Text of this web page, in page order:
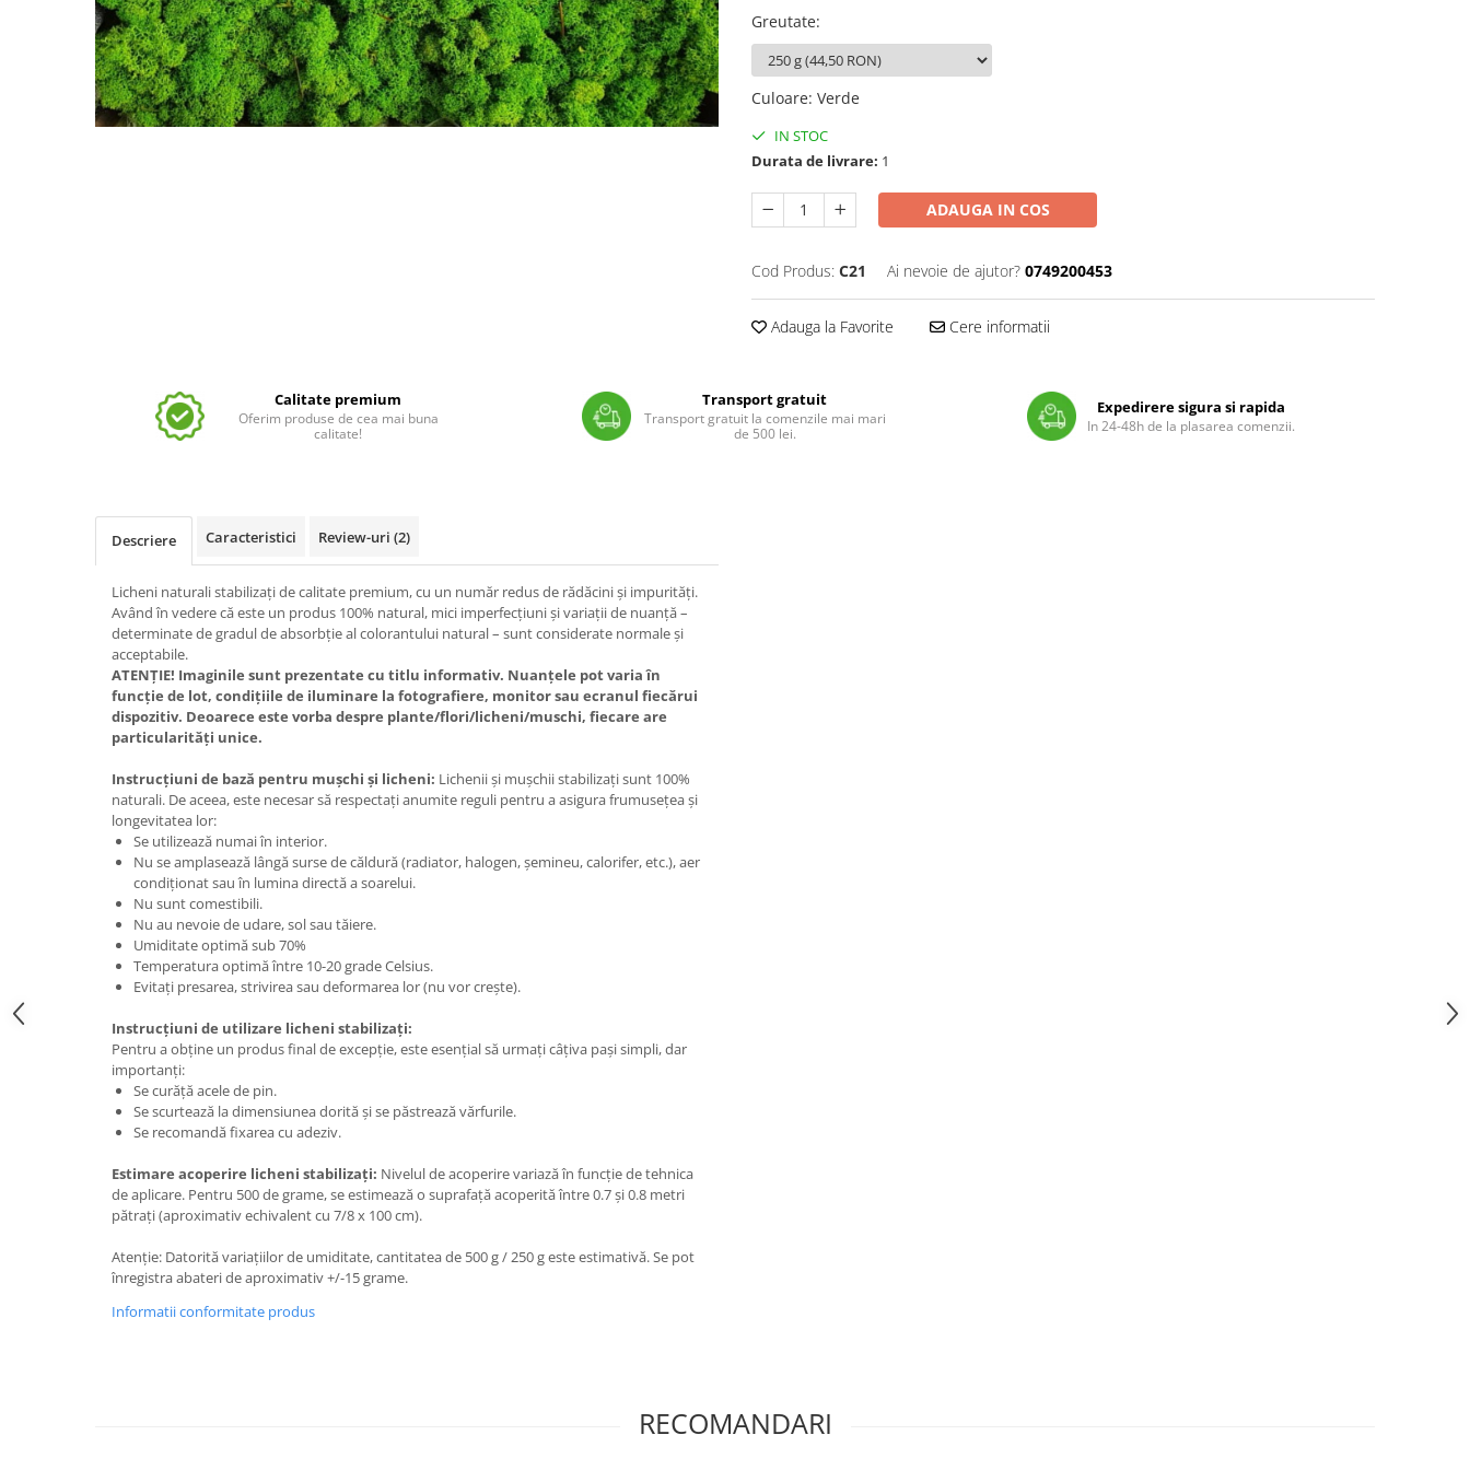
Greutate:
Culoare: Verde
IN STOC
Durata de livrare: 1
ADAUGA IN COS
Cod Produs: C21 Ai nevoie de ajutor? 0749200453
Adauga la Favorite Cere informatii
Calitate premium
Oferim produse de cea mai buna
calitate!
Transport gratuit
Transport gratuit la comenzile mai mari
de 500 lei.
Expedirere sigura si rapida
In 24-48h de la plasarea comenzii.
Descriere Caracteristici Review-uri (2)
Licheni naturali stabilizați de calitate premium, cu un număr redus de rădăcini și impurități.
Având în vedere că este un produs 100% natural, mici imperfecțiuni și variații de nuanță –
determinate de gradul de absorbție al colorantului natural – sunt considerate normale și
acceptabile.
ATENȚIE! Imaginile sunt prezentate cu titlu informativ. Nuanțele pot varia în
funcție de lot, condițiile de iluminare la fotografiere, monitor sau ecranul fiecărui
dispozitiv. Deoarece este vorba despre plante/flori/licheni/muschi, fiecare are
particularități unice.
Instrucțiuni de bază pentru mușchi și licheni: Lichenii și mușchii stabilizați sunt 100%
naturali. De aceea, este necesar să respectați anumite reguli pentru a asigura frumusețea și
longevitatea lor:
Se utilizează numai în interior.
Nu se amplasează lângă surse de căldură (radiator, halogen, șemineu, calorifer, etc.), aer
condiționat sau în lumina directă a soarelui.
Nu sunt comestibili.
Nu au nevoie de udare, sol sau tăiere.
Umiditate optimă sub 70%
Temperatura optimă între 10-20 grade Celsius.
Evitați presarea, strivirea sau deformarea lor (nu vor crește).
Instrucțiuni de utilizare licheni stabilizați:
Pentru a obține un produs final de excepție, este esențial să urmați câțiva pași simpli, dar
importanți:
Se curăță acele de pin.
Se scurtează la dimensiunea dorită și se păstrează vărfurile.
Se recomandă fixarea cu adeziv.
Estimare acoperire licheni stabilizați: Nivelul de acoperire variază în funcție de tehnica
de aplicare. Pentru 500 de grame, se estimează o suprafață acoperită între 0.7 și 0.8 metri
pătrați (aproximativ echivalent cu 7/8 x 100 cm).
Atenție: Datorită variațiilor de umiditate, cantitatea de 500 g / 250 g este estimativă. Se pot
înregistra abateri de aproximativ +/-15 grame.
Informatii conformitate produs
RECOMANDARI